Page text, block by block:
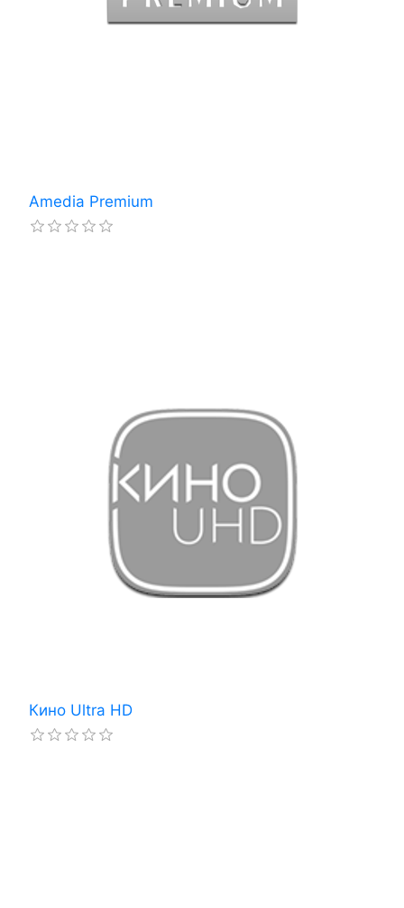
Amedia Premium
Кино Ultra HD